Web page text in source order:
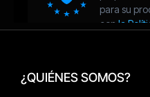
¿QUIÉNES SOMOS?